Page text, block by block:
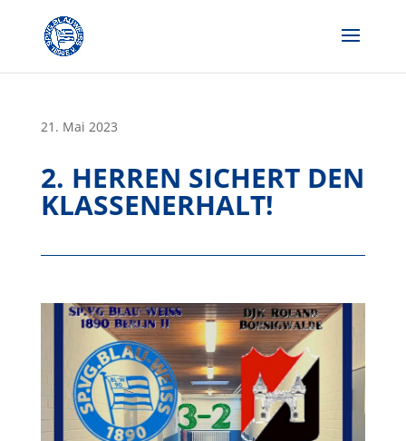
content
21. Mai 2023
2. HERREN SICHERT DEN
KLASSENERHALT!